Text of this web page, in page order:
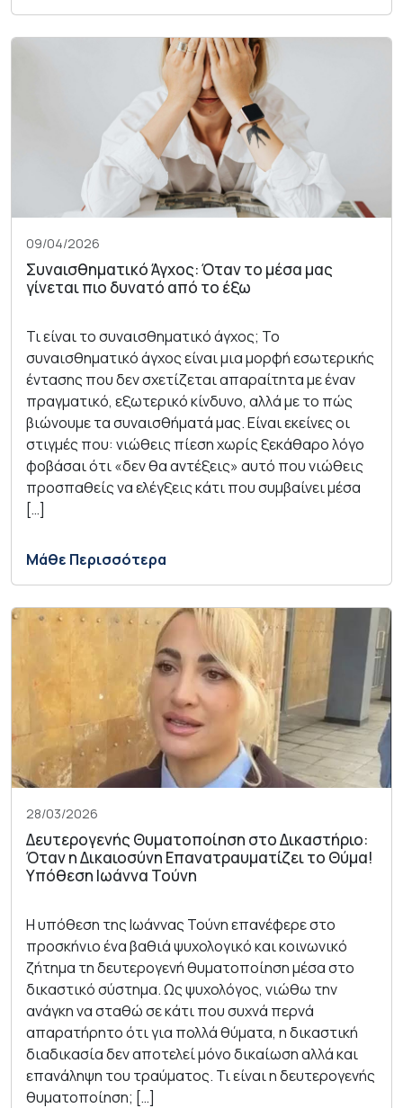
09/04/2026
Συναισθηματικό Άγχος: Όταν το μέσα μας
γίνεται πιο δυνατό από το έξω
Τι είναι το συναισθηματικό άγχος; Το
συναισθηματικό άγχος είναι μια μορφή εσωτερικής
έντασης που δεν σχετίζεται απαραίτητα με έναν
πραγματικό, εξωτερικό κίνδυνο, αλλά με το πώς
βιώνουμε τα συναισθήματά μας. Είναι εκείνες οι
στιγμές που: νιώθεις πίεση χωρίς ξεκάθαρο λόγο
φοβάσαι ότι «δεν θα αντέξεις» αυτό που νιώθεις
προσπαθείς να ελέγξεις κάτι που συμβαίνει μέσα
[…]
Μάθε Περισσότερα
28/03/2026
Δευτερογενής Θυματοποίηση στο Δικαστήριο:
Όταν η Δικαιοσύνη Επανατραυματίζει το Θύμα!
Υπόθεση Ιωάννα Τούνη
Η υπόθεση της Ιωάννας Τούνη επανέφερε στο
προσκήνιο ένα βαθιά ψυχολογικό και κοινωνικό
ζήτημα τη δευτερογενή θυματοποίηση μέσα στο
δικαστικό σύστημα. Ως ψυχολόγος, νιώθω την
ανάγκη να σταθώ σε κάτι που συχνά περνά
απαρατήρητο ότι για πολλά θύματα, η δικαστική
διαδικασία δεν αποτελεί μόνο δικαίωση αλλά και
επανάληψη του τραύματος. Τι είναι η δευτερογενής
θυματοποίηση; […]